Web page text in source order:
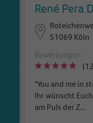
René Pera
51069 Köln
Bewertungen
"You and me in
Ihr wünscht
am Puls der Z...